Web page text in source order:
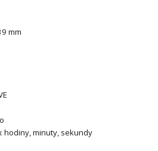
mm
hodiny, minuty, sekundy